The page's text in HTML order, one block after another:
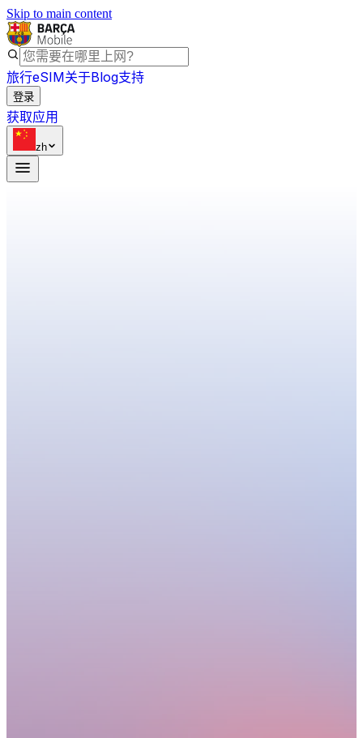
Skip to main content
旅行eSIM关于Blog支持
登录
获取应用
zh